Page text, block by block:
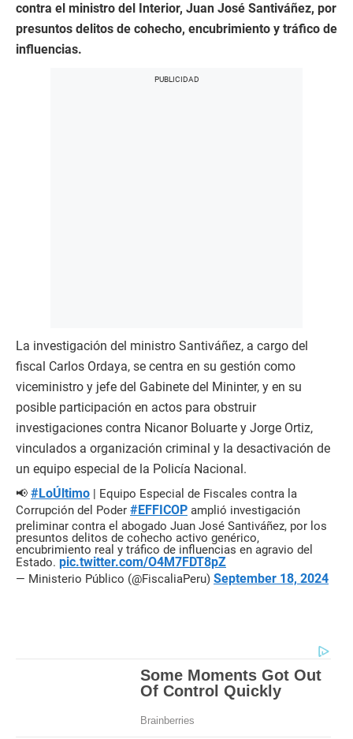
contra el ministro del Interior, Juan José Santiváñez, por
presuntos delitos de cohecho, encubrimiento y tráfico de
influencias.
La investigación del ministro Santiváñez, a cargo del
fiscal Carlos Ordaya, se centra en su gestión como
viceministro y jefe del Gabinete del Mininter, y en su
posible participación en actos para obstruir
investigaciones contra Nicanor Boluarte y Jorge Ortiz,
vinculados a organización criminal y la desactivación de
un equipo especial de la Policía Nacional.
📢 #LoÚltimo | Equipo Especial de Fiscales contra la
Corrupción del Poder #EFFICOP amplió investigación
preliminar contra el abogado Juan José Santiváñez, por los
presuntos delitos de cohecho activo genérico,
encubrimiento real y tráfico de influencias en agravio del
Estado. pic.twitter.com/O4M7FDT8pZ
— Ministerio Público (@FiscaliaPeru) September 18, 2024